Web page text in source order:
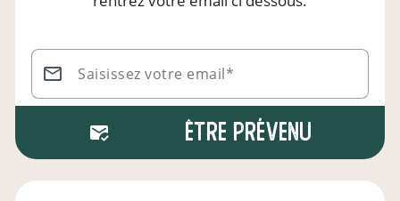
Saisissez votre email*
Être prévenu